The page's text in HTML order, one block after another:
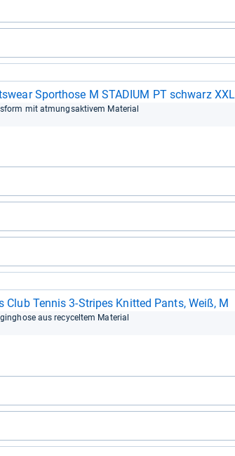
Sport­hose M STA­DIUM PT schwarz XXL
mit atmungs­ak­ti­vem Mate­rial
Club Ten­nis 3-​Stri­pes Knit­ted Pants, Weiß, M
aus recy­cel­tem Mate­rial